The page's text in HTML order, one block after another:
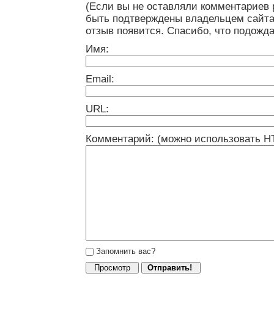
(Если вы не оставляли
быть подтверждены владельцем
отзыв появится. Спасибо, что
Имя:
Email:
URL:
Комментарий: (можно использовать
Запомнить вас?